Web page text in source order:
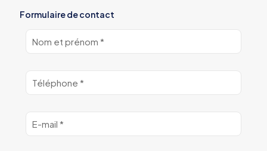
Formulaire de contact